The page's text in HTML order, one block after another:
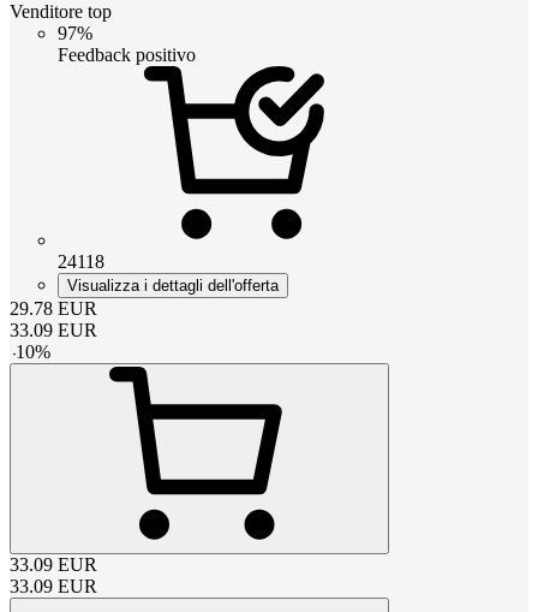
Venditore top
97%
Feedback positivo
24118
Visualizza i dettagli dell'offerta
29.78 EUR
33.09 EUR
-10%
33.09 EUR
33.09 EUR